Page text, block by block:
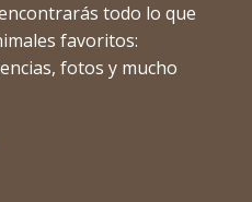
todo lo que
favoritos:
fotos y mucho